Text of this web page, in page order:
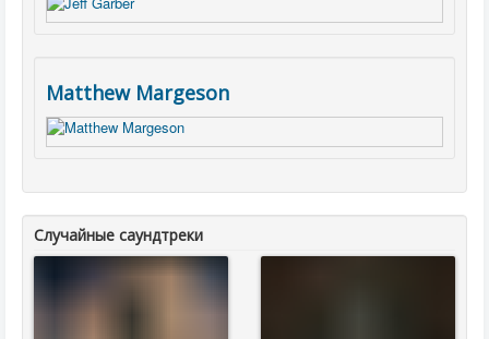
Matthew Margeson
Случайные саундтреки